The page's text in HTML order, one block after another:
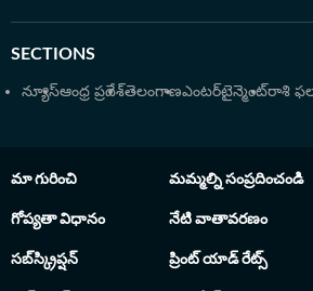
SECTIONS
న్యూస్ఆంధ్ర ప్రదేశ్తెలంగాణఎంటర్‌టైన్మెంట్రాశి
మా గురించి మమ్మల్ని సంప్రదించండి
గోప్యతా విధానం నేటి వాతావరణం
సబ్‌స్క్రిప్షన్ ప్రింట్ యాడ్ రేట్స్